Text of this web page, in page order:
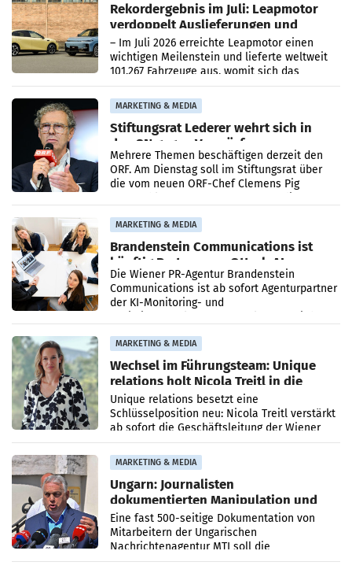
Rekordergebnis im Juli: Leapmotor
verdoppelt Auslieferungen und
überschreitet die 100.000er-Marke
– Im Juli 2026 erreichte Leapmotor einen
wichtigen Meilenstein und lieferte weltweit
101.267 Fahrzeuge aus, womit sich das
Ergebnis gegenüber Juli 2025 mehr als
verdoppelte (+102
MARKETING & MEDIA
Stiftungsrat Lederer wehrt sich in
den SN gegen Vorwürfe
Mehrere Themen beschäftigen derzeit den
ORF. Am Dienstag soll im Stiftungsrat über
die vom neuen ORF-Chef Clemens Pig
MARKETING & MEDIA
Brandenstein Communications ist
künftig Partner von OtterlyAI
Die Wiener PR-Agentur Brandenstein
Communications ist ab sofort Agenturpartner
der KI-Monitoring- und
MARKETING & MEDIA
Wechsel im Führungsteam: Unique
relations holt Nicola Treitl in die
Geschäftsleitung
Unique relations besetzt eine
Schlüsselposition neu: Nicola Treitl verstärkt
ab sofort die Geschäftsleitung der Wiener
PR-Agentur an der Seite von Josef Kalina und
Anna Kalina-Mahr.
MARKETING & MEDIA
Ungarn: Journalisten
dokumentierten Manipulation und
Zensur
Eine fast 500-seitige Dokumentation von
Mitarbeitern der Ungarischen
Nachrichtenagentur MTI soll die
systematische Nachrichten-Manipulation und